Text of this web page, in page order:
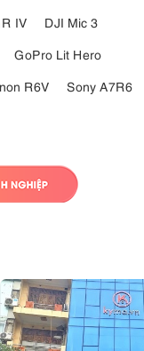
IV
DJI Mic 3
GoPro Lit Hero
R6V
Sony A7R6